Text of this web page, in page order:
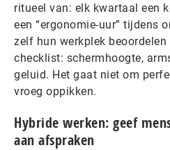
ritueel van: elk kwartaal een
een “ergonomie-uur” tijdens
zelf hun werkplek
checklist: schermhoogte,
geluid. Het gaat niet om
vroeg oppikken.
Hybride werken: geef
aan afspraken